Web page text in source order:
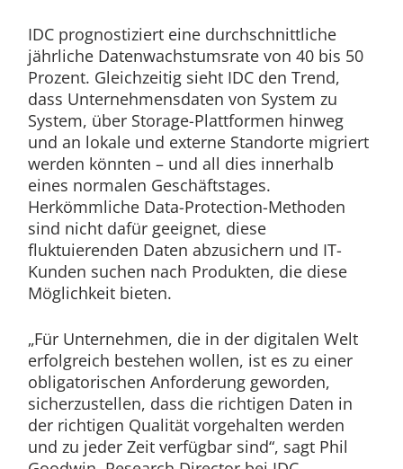
IDC prognostiziert eine durchschnittliche
jährliche Datenwachstumsrate von 40 bis 50
Prozent. Gleichzeitig sieht IDC den Trend,
dass Unternehmensdaten von System zu
System, über Storage-Plattformen hinweg
und an lokale und externe Standorte migriert
werden könnten – und all dies innerhalb
eines normalen Geschäftstages.
Herkömmliche Data-Protection-Methoden
sind nicht dafür geeignet, diese
fluktuierenden Daten abzusichern und IT-
Kunden suchen nach Produkten, die diese
Möglichkeit bieten.
„Für Unternehmen, die in der digitalen Welt
erfolgreich bestehen wollen, ist es zu einer
obligatorischen Anforderung geworden,
sicherzustellen, dass die richtigen Daten in
der richtigen Qualität vorgehalten werden
und zu jeder Zeit verfügbar sind“, sagt Phil